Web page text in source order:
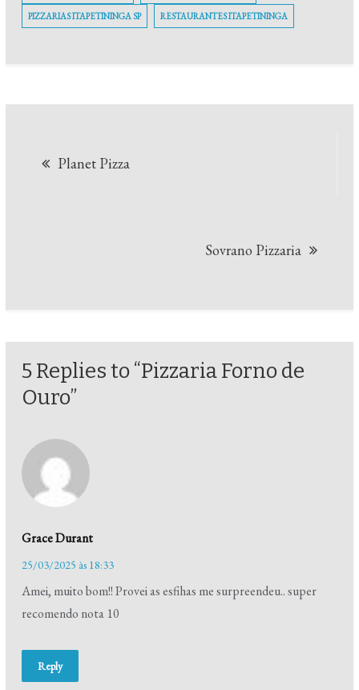
PIZZARIAS ITAPETININGA SP RESTAURANTES ITAPETININGA
Planet Pizza
Sovrano Pizzaria
5 Replies to “Pizzaria Forno de
Ouro”
Grace Durant
25/03/2025 às 18:33
Amei, muito bom!! Provei as esfihas me surpreendeu.. super
recomendo nota 10
Reply